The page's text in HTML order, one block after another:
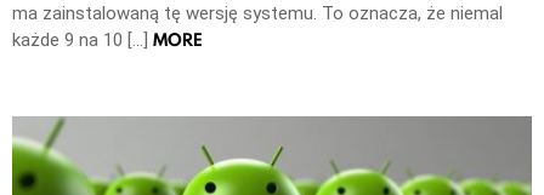
ma zainstalowaną tę wersję systemu. To oznacza, że niemal
każde 9 na 10 […] MORE